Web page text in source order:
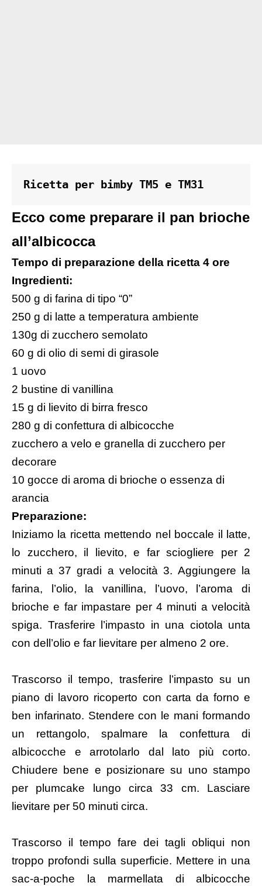
Ricetta per bimby TM5 e TM31
Ecco come preparare il pan brioche
all’albicocca
Tempo di preparazione della ricetta 4 ore
Ingredienti:
500 g di farina di tipo “0”
250 g di latte a temperatura ambiente
130g di zucchero semolato
60 g di olio di semi di girasole
1 uovo
2 bustine di vanillina
15 g di lievito di birra fresco
280 g di confettura di albicocche
zucchero a velo e granella di zucchero per
decorare
10 gocce di aroma di brioche o essenza di
arancia
Preparazione:
Iniziamo la ricetta mettendo nel boccale il latte,
lo zucchero, il lievito, e far sciogliere per 2
minuti a 37 gradi a velocità 3. Aggiungere la
farina, l’olio, la vanillina, l’uovo, l’aroma di
brioche e far impastare per 4 minuti a velocità
spiga. Trasferire l’impasto in una ciotola unta
con dell’olio e far lievitare per almeno 2 ore.
Trascorso il tempo, trasferire l’impasto su un
piano di lavoro ricoperto con carta da forno e
ben infarinato. Stendere con le mani formando
un rettangolo, spalmare la confettura di
albicocche e arrotolarlo dal lato più corto.
Chiudere bene e posizionare su uno stampo
per plumcake lungo circa 33 cm. Lasciare
lievitare per 50 minuti circa.
Trascorso il tempo fare dei tagli obliqui non
troppo profondi sulla superficie. Mettere in una
sac-a-poche la marmellata di albicocche